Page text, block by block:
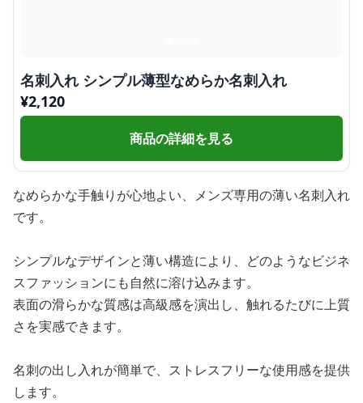
名刺入れ シンプル薄型なめらか名刺入れ
¥2,120
商品の詳細を見る
なめらかな手触りが心地よい、メンズ専用の薄い名刺入れ
です。
シンプルなデザインと薄い構造により、どのようなビジネ
スファッションにも自然に溶け込みます。
表面の滑らかな質感は高級感を演出し、触れるたびに上質
さを実感できます。
名刺の出し入れが簡単で、ストレスフリーな使用感を提供
します。